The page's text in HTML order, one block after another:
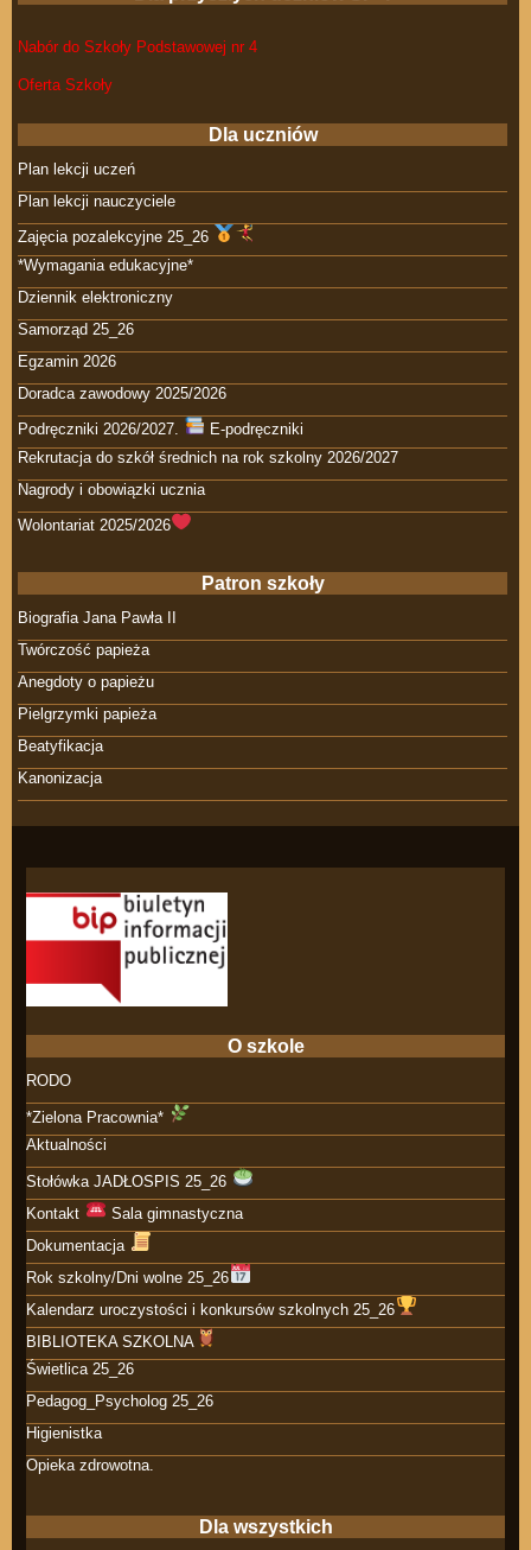
Nabór do Szkoły Podstawowej nr 4
Oferta Szkoły
Dla uczniów
Plan lekcji uczeń
Plan lekcji nauczyciele
Zajęcia pozalekcyjne 25_26
*Wymagania edukacyjne*
Dziennik elektroniczny
Samorząd 25_26
Egzamin 2026
Doradca zawodowy 2025/2026
Podręczniki 2026/2027.
E-podręczniki
Rekrutacja do szkół średnich na rok szkolny 2026/2027
Nagrody i obowiązki ucznia
Wolontariat 2025/2026
Patron szkoły
Biografia Jana Pawła II
Twórczość papieża
Anegdoty o papieżu
Pielgrzymki papieża
Beatyfikacja
Kanonizacja
O szkole
RODO
*Zielona Pracownia*
Aktualności
Stołówka JADŁOSPIS 25_26
Kontakt
Sala gimnastyczna
Dokumentacja
Rok szkolny/Dni wolne 25_26
Kalendarz uroczystości i konkursów szkolnych 25_26
BIBLIOTEKA SZKOLNA
Świetlica 25_26
Pedagog_Psycholog 25_26
Higienistka
Opieka zdrowotna.
Dla wszystkich